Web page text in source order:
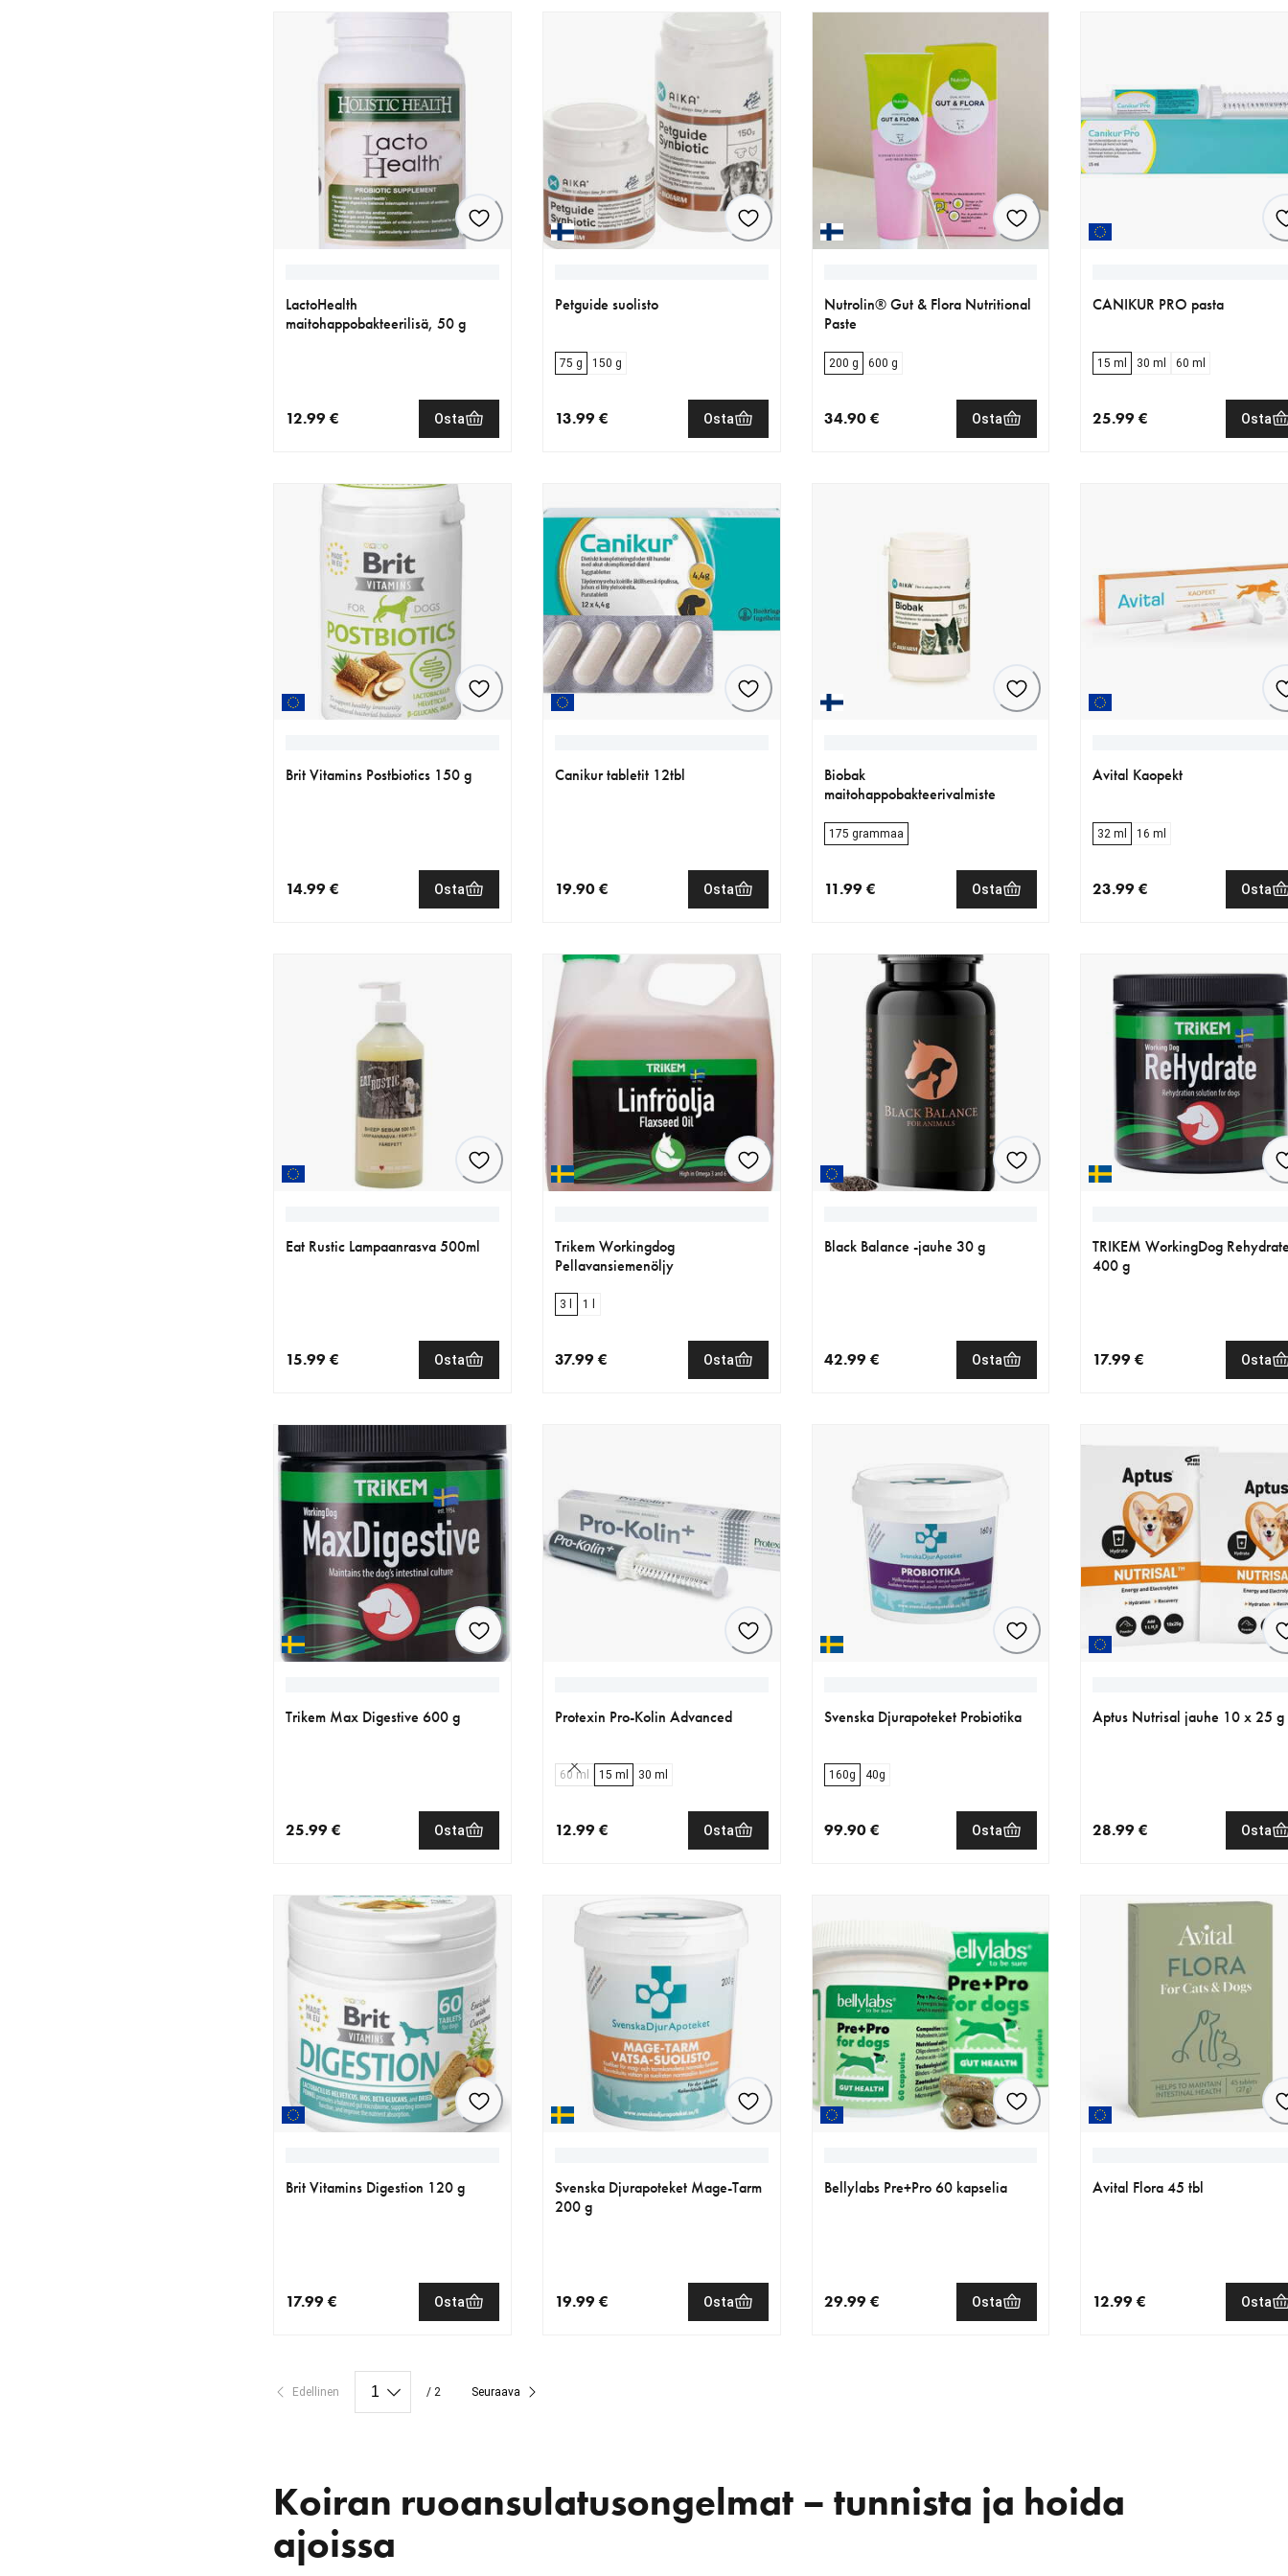
LactoHealth
maitohappobakteerilisä, 50 g
12.99 € Osta
Petguide suolisto
75 g 150 g
13.99 € Osta
Nutrolin® Gut & Flora Nutritional
Paste
200 g 600 g
34.90 € Osta
CANIKUR PRO pasta
15 ml 30 ml 60 ml
25.99 € Osta
Brit Vitamins Postbiotics 150 g
14.99 € Osta
Canikur tabletit 12tbl
19.90 € Osta
Biobak
maitohappobakteerivalmiste
175 grammaa
11.99 € Osta
Avital Kaopekt
32 ml 16 ml
23.99 € Osta
Eat Rustic Lampaanrasva 500ml
15.99 € Osta
Trikem Workingdog
Pellavansiemenöljy
3 l 1 l
37.99 € Osta
Black Balance -jauhe 30 g
42.99 € Osta
TRIKEM WorkingDog
400 g
17.99 € Osta
Trikem Max Digestive 600 g
25.99 € Osta
Protexin Pro-Kolin Advanced
60 ml 15 ml 30 ml
12.99 € Osta
Svenska Djurapoteket Probiotika
160g 40g
99.90 € Osta
Aptus Nutrisal jauhe 10 x 25 g
28.99 € Osta
Brit Vitamins Digestion 120 g
17.99 € Osta
Svenska Djurapoteket Mage-Tarm
200 g
19.99 € Osta
Bellylabs Pre+Pro 60 kapselia
29.99 € Osta
Avital Flora 45 tbl
12.99 € Osta
Edellinen / 2 Seuraava
Koiran ruoansulatusongelmat – tunnista ja hoida
ajoissa